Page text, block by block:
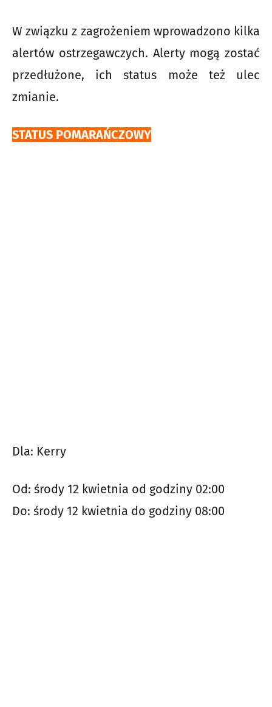
W związku z zagrożeniem wprowadzono kilka
alertów ostrzegawczych. Alerty mogą zostać
przedłużone, ich status może też ulec
zmianie.
STATUS POMARAŃCZOWY
Dla: Kerry
Od: środy 12 kwietnia od godziny 02:00
Do: środy 12 kwietnia do godziny 08:00